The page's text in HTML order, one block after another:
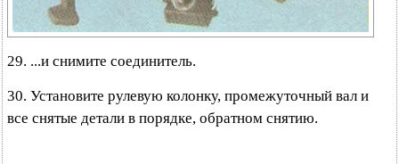
29. ...и снимите соединитель.
30. Установите рулевую колонку, промежуточный вал и
все снятые детали в порядке, обратном снятию.